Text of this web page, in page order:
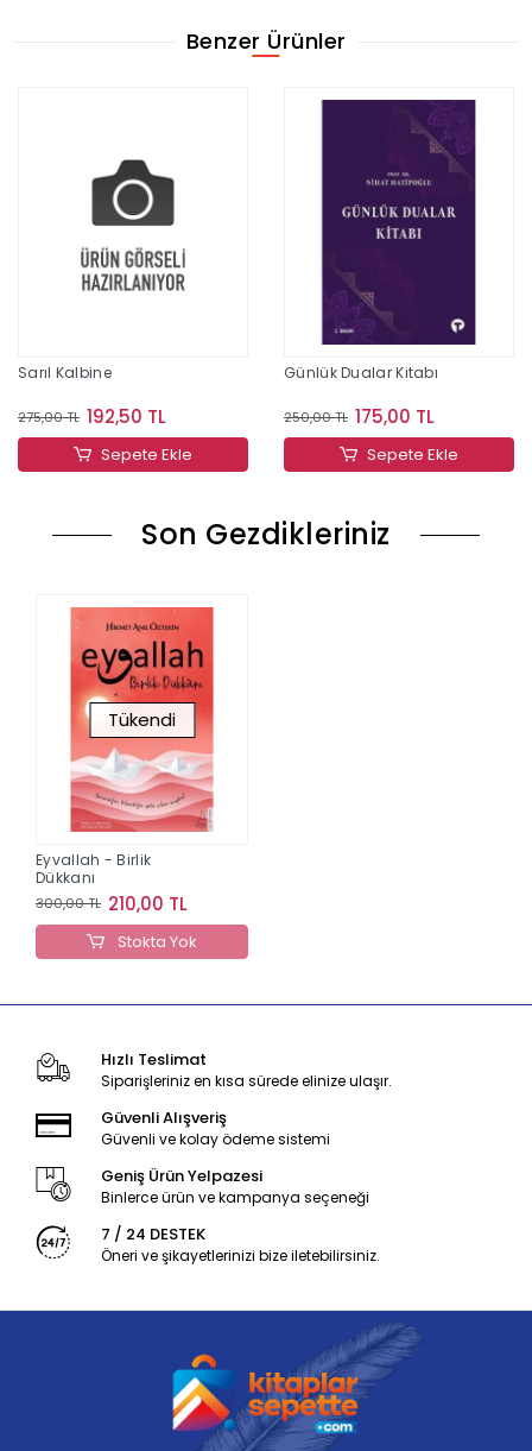
Benzer Ürünler
Sarıl Kalbine
275,00 TL 192,50 TL
Sepete Ekle
Günlük Dualar Kitabı
250,00 TL 175,00 TL
Sepete Ekle
Son Gezdikleriniz
Tükendi
Eyvallah - Birlik
Dükkanı
300,00 TL 210,00 TL
Stokta Yok
Hızlı Teslimat
Siparişleriniz en kısa sürede elinize ulaşır.
Güvenli Alışveriş
Güvenli ve kolay ödeme sistemi
Geniş Ürün Yelpazesi
Binlerce ürün ve kampanya seçeneği
7 / 24 DESTEK
Öneri ve şikayetlerinizi bize iletebilirsiniz.